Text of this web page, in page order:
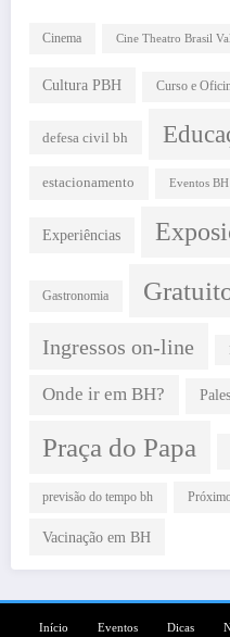
Cinema Cine Theatro Brasil
Cultura PBH Curso e
defesa civil bh
estacionamento Eventos BH
Experiências
Gastronomia
Ingressos on-line
Onde ir em BH?
Praça do Papa
previsão do tempo bh
Vacinação em BH
Início Eventos Dicas